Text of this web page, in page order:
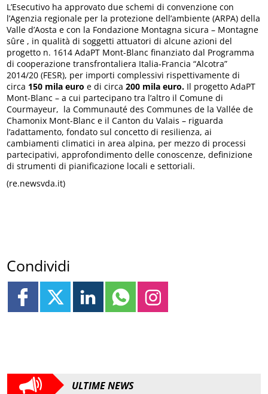
L’Esecutivo ha approvato due schemi di convenzione con
l’Agenzia regionale per la protezione dell’ambiente (ARPA) della
Valle d’Aosta e con la Fondazione Montagna sicura – Montagne
sûre , in qualità di soggetti attuatori di alcune azioni del
progetto n. 1614 AdaPT Mont-Blanc finanziato dal Programma
di cooperazione transfrontaliera Italia-Francia “Alcotra”
2014/20 (FESR), per importi complessivi rispettivamente di
circa 150 mila euro e di circa200 mila euro. Il progetto AdaPT
Mont-Blanc – a cui partecipano tra l’altro il Comune di
Courmayeur, la Communauté des Communes de la Vallée de
Chamonix Mont-Blanc e il Canton du Valais – riguarda
l’adattamento, fondato sul concetto di resilienza, ai
cambiamenti climatici in area alpina, per mezzo di processi
partecipativi, approfondimento delle conoscenze, definizione
di strumenti di pianificazione locali e settoriali.
(re.newsvda.it)
Condividi
ULTIME NEWS